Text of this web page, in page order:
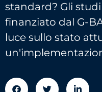
standard? Gli
finanziato dal G-
luce sullo stato